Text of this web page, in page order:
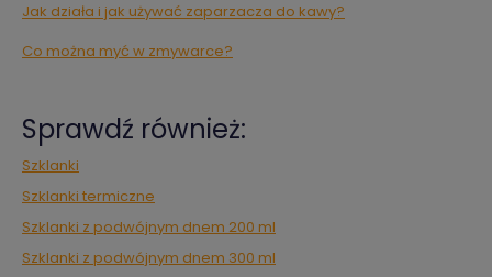
Jak działa i jak używać zaparzacza do kawy?
Co można myć w zmywarce?
Sprawdź również:
Szklanki
Szklanki termiczne
Szklanki z podwójnym dnem 200 ml
Szklanki z podwójnym dnem 300 ml